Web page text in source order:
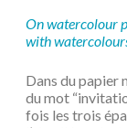
On watercolour
with
Dans du papier
du mot
fois les trois